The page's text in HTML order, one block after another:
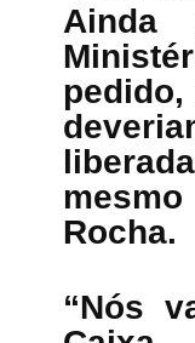
Ainda
Rocha.
“Nós